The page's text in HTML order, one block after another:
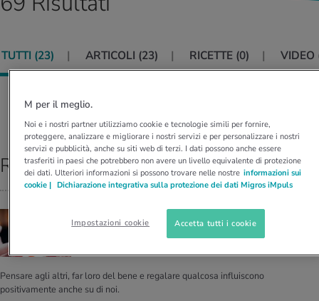
D’ATTUALITÀ NELL’AMBITO ALIMENTAZIONE
Calcolatore BMI
D’ATTUALITÀ NELL’AMBITO MOVIMENTO
Calcola il consumo calorico
Corsa & Jogging
D’ATTUALITÀ NELL’AMBITO RILASSAMENTO
Lavoro e salute
Rilassamento attivo
fisici
D’ATTUALITÀ NELL’AMBITO MEDICINA
Abbassare la pressione sanguigna
D’ATTUALITÀ NELL’AMBITO SERVIZIO
Tool, test e quiz
TUTTI (23) ARTICOLI (23) RICETTE (0) VIDEO
Risultati top
Per­ché do­na­re ci rende fe­li­ci
Pensare agli altri, far loro del bene e regalare qualcosa influiscono
positivamente anche su di noi.
M per il meglio.
Noi e i nostri partner utilizziamo cookie e tecnologie simili per fornire,
proteggere, analizzare e migliorare i nostri servizi e per personalizzare i nostri
servizi e pubblicità, anche su siti web di terzi. I dati possono anche essere
trasferiti in paesi che potrebbero non avere un livello equivalente di protezione
dei dati. Ulteriori informazioni si possono trovare nelle nostre informazioni sui
cookie | Dichiarazione integrativa sulla protezione dei dati Migros iMpuls
Impostazioni cookie Accetta tutti i cookie